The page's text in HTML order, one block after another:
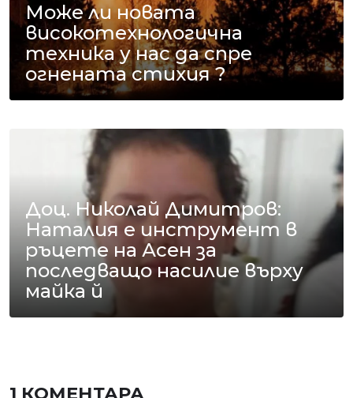
Може ли новата
високотехнологична
техника у нас да спре
огнената стихия ?
Доц. Николай Димитров:
Наталия е инструмент в
ръцете на Асен за
последващо насилие върху
майка й
1 КОМЕНТАРА